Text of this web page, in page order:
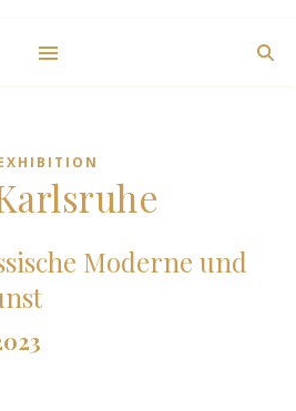
| KUGA | ABSTRAKT |
Moderne und